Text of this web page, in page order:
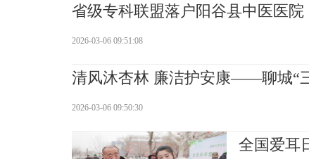
省级专科联盟落户阳谷县中医医院
2026-03-06 09:51:08
清风沐杏林 廉洁护安康——聊城“
2026-03-06 09:50:30
全国爱耳